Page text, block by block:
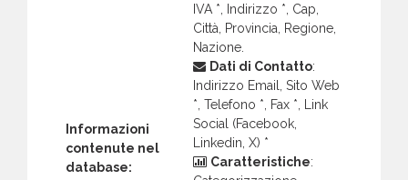
Informazioni
contenute nel
database:
IVA *, Indirizzo *, Cap,
Città, Provincia, Regione,
Nazione.
Dati di Contatto:
Indirizzo Email, Sito Web
*, Telefono *, Fax *, Link
Social (Facebook,
Linkedin, X) *
Caratteristiche: